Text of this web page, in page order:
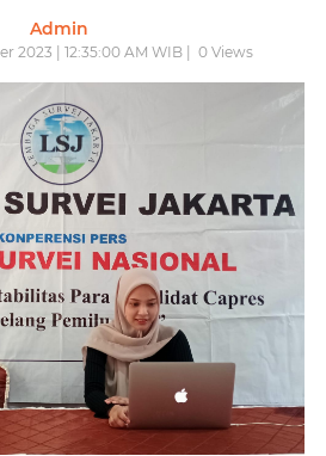
Admin
2023 | 12:35:00 AM WIB | 0Views